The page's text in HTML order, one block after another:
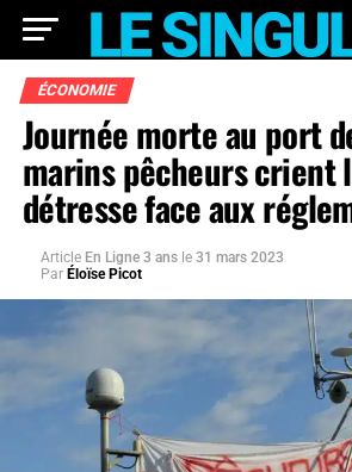
ÉCONOMIE
Journée morte au port
marins pêcheurs crient
détresse face aux
Article En Ligne 3 ans le 31 mars 2023
Par Éloïse Picot